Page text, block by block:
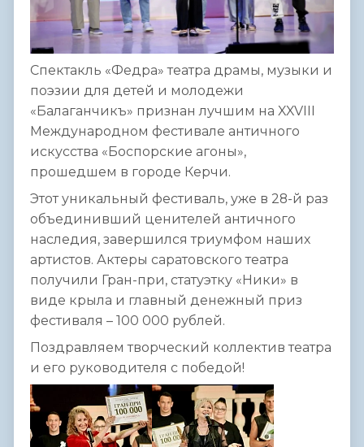
Спектакль «Федра» театра драмы, музыки и
поэзии для детей и молодежи
«Балаганчикъ» признан лучшим на XXVIII
Международном фестивале античного
искусства «Боспорские агоны»,
прошедшем в городе Керчи.
Этот уникальный фестиваль, уже в 28-й раз
объединивший ценителей античного
наследия, завершился триумфом наших
артистов. Актеры саратовского театра
получили Гран-при, статуэтку «Ники» в
виде крыла и главный денежный приз
фестиваля – 100 000 рублей.
Поздравляем творческий коллектив театра
и его руководителя с победой!